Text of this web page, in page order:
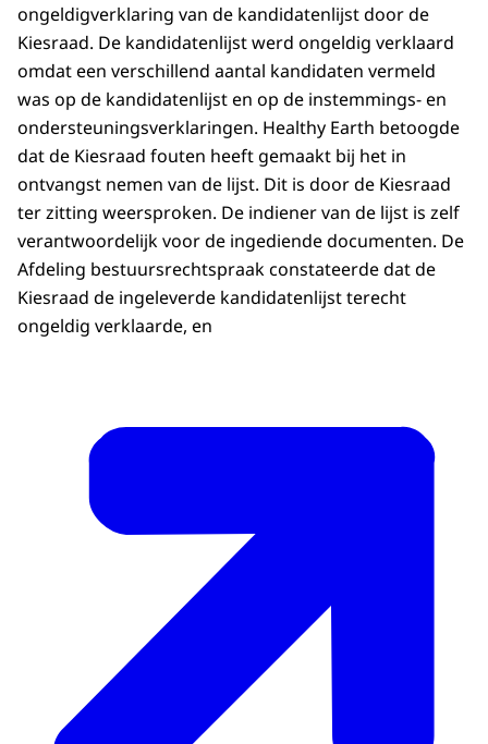
ongeldigverklaring van de kandidatenlijst door de
Kiesraad. De kandidatenlijst werd ongeldig verklaard
omdat een verschillend aantal kandidaten vermeld
was op de kandidatenlijst en op de instemmings- en
ondersteuningsverklaringen. Healthy Earth betoogde
dat de Kiesraad fouten heeft gemaakt bij het in
ontvangst nemen van de lijst. Dit is door de Kiesraad
ter zitting weersproken. De indiener van de lijst is zelf
verantwoordelijk voor de ingediende documenten. De
Afdeling bestuursrechtspraak constateerde dat de
Kiesraad de ingeleverde kandidatenlijst terecht
ongeldig verklaarde, en